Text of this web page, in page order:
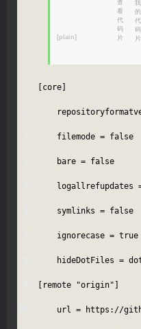
[plain]
[core]
filemode = false
bare = false
logallrefupdates
symlinks = false
ignorecase =
hideDotFiles =
[remote "origin"]
url = https://